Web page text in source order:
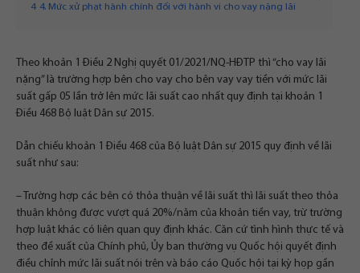
4 4. Mức xử phạt hành chính đối với hành vi cho vay nặng lãi
Theo khoản 1 Điều 2 Nghị quyết 01/2021/NQ-HĐTP thì “cho vay lãi
nặng” là trường hợp bên cho vay cho bên vay vay tiền với mức lãi
suất gấp 05 lần trở lên mức lãi suất cao nhất quy định tại khoản 1
Điều 468 Bộ luật Dân sự 2015.
Dẫn chiếu khoản 1 Điều 468 của Bộ luật Dân sự 2015 quy định về lãi
suất như sau:
– Trường hợp các bên có thỏa thuận về lãi suất thì lãi suất theo thỏa
thuận không được vượt quá 20%/năm của khoản tiền vay, trừ trường
hợp luật khác có liên quan quy định khác. Căn cứ tình hình thực tế và
theo đề xuất của Chính phủ, Ủy ban thường vụ Quốc hội quyết định
điều chỉnh mức lãi suất nói trên và báo cáo Quốc hội tại kỳ họp gần